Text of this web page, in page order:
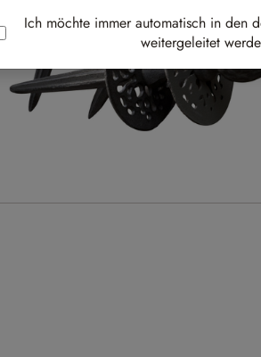
Ich möchte immer automatisch in den
weitergeleitet